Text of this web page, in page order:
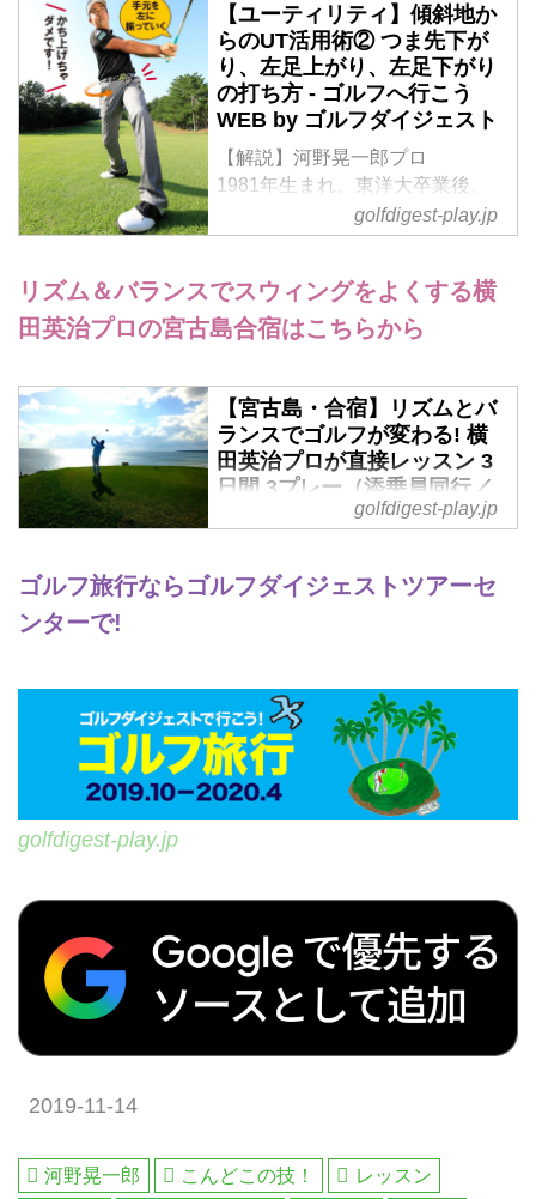
【ユーティリティ】傾斜地か
らのUT活用術② つま先下が
り、左足上がり、左足下がり
の打ち方 - ゴルフへ行こう
WEB by ゴルフダイジェスト
【解説】河野晃一郎プロ
1981年生まれ。東洋大卒業後、
アメリカで武者修行し、07年に帰
国してプロ入り。13年のマイナビ
【つま先下がり】手首を使わず体
の回転で振る
ちやすいですよ。まずはハンドア
ップ気味に構えます。そいて両腕
と肩でできる三角形を崩さないよ
うに体の回転で振るイメージで
せん。ダウンスウィングでは突っ
込まずに左の腰を思い切って回し
golfdigest-play.jp
リズム＆バランスでスウィングをよくする横
田英治プロの宮古島合宿はこちらから
【宮古島・合宿】リズムとバ
ランスでゴルフが変わる! 横
田英治プロが直接レッスン 3
日間 3プレー（添乗員同行／
一人予約可能） - ゴルフへ行
2020年1月26日～1月28日 羽田・
300キロに位置する宮古島。白い
砂浜、珊瑚礁の海、緑のターフ、
無料で通行できる絶景の橋、人気
の景勝地があり最高のディスティ
ネーションです。宮古島には18ホ
ールのゴルフコースが3つあり、
ます。先生は横田英治プロ。やや
こしい体の細部の動きよりも、リ
ズムとバランスを重視したレッス
ンは目からウロコの連続になるは
ず、3日間で必ず上達します!...
golfdigest-play.jp
ゴルフ旅行ならゴルフダイジェストツアーセ
ンターで!
golfdigest-play.jp
2019-11-14
河野晃一郎 こんどこの技！
レッスン